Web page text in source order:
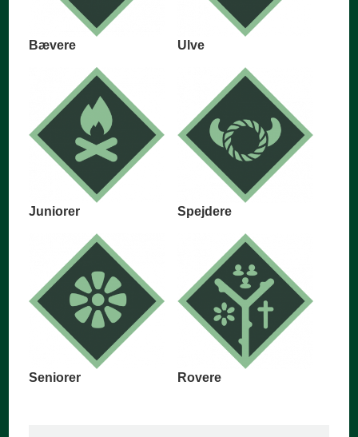
Bævere Ulve
Juniorer Spejdere
Seniorer Rovere